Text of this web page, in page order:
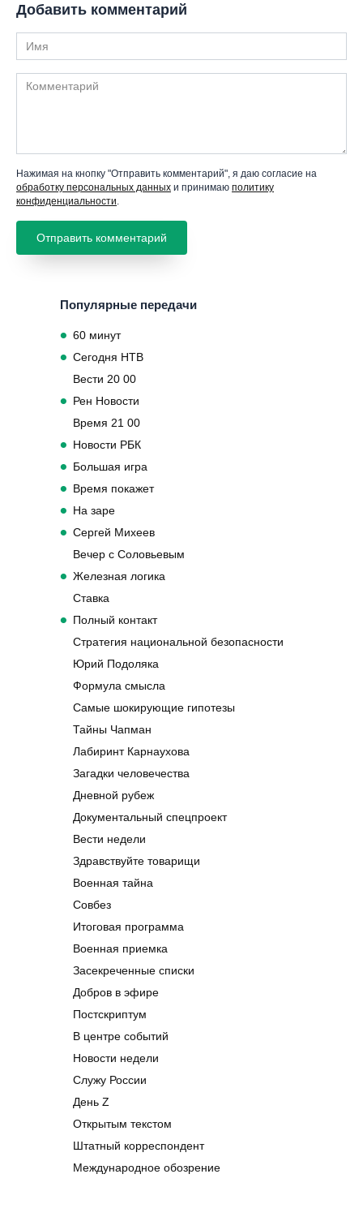
Добавить комментарий
Имя
Комментарий
Нажимая на кнопку "Отправить комментарий", я даю согласие на
обработку персональных данных и принимаю политику
конфиденциальности.
Популярные передачи
60 минут
Сегодня НТВ
Вести 20 00
Рен Новости
Время 21 00
Новости РБК
Большая игра
Время покажет
На заре
Сергей Михеев
Вечер с Соловьевым
Железная логика
Ставка
Полный контакт
Стратегия национальной безопасности
Юрий Подоляка
Формула смысла
Самые шокирующие гипотезы
Тайны Чапман
Лабиринт Карнаухова
Загадки человечества
Дневной рубеж
Документальный спецпроект
Вести недели
Здравствуйте товарищи
Военная тайна
Совбез
Итоговая программа
Военная приемка
Засекреченные списки
Добров в эфире
Постскриптум
В центре событий
Новости недели
Служу России
День Z
Открытым текстом
Штатный корреспондент
Международное обозрение